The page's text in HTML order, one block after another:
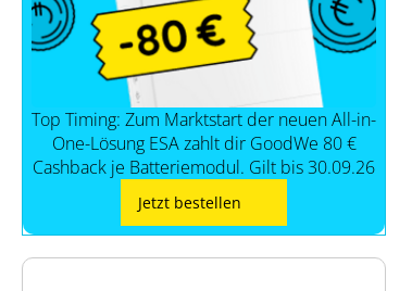
Top Timing: Zum Marktstart der neuen All-in-
One-Lösung ESA zahlt dir GoodWe 80 €
Cashback je Batteriemodul. Gilt bis 30.09.26
Jetzt bestellen